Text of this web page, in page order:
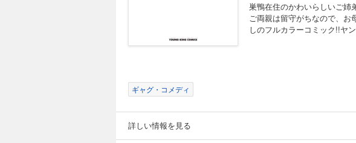
巣鴨在住のかわいらしいご姉
ご両親は留守がちなので、お
しのフルカラーコミック!!ヤ
ギャグ・コメディ
詳しい情報を見る